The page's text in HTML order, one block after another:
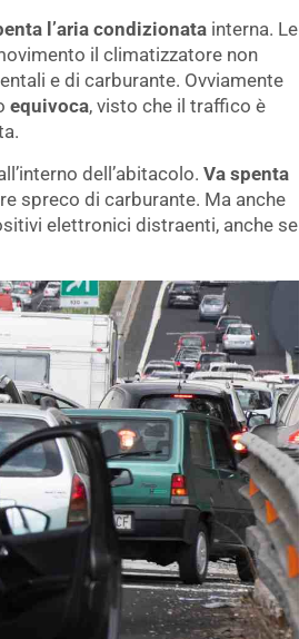
l’aria condizionata interna. Le
il climatizzatore non
e di carburante. Ovviamente
equivoca, visto che il traffico è
dell’abitacolo. Va spenta
spreco di carburante. Ma anche
elettronici distraenti, anche se